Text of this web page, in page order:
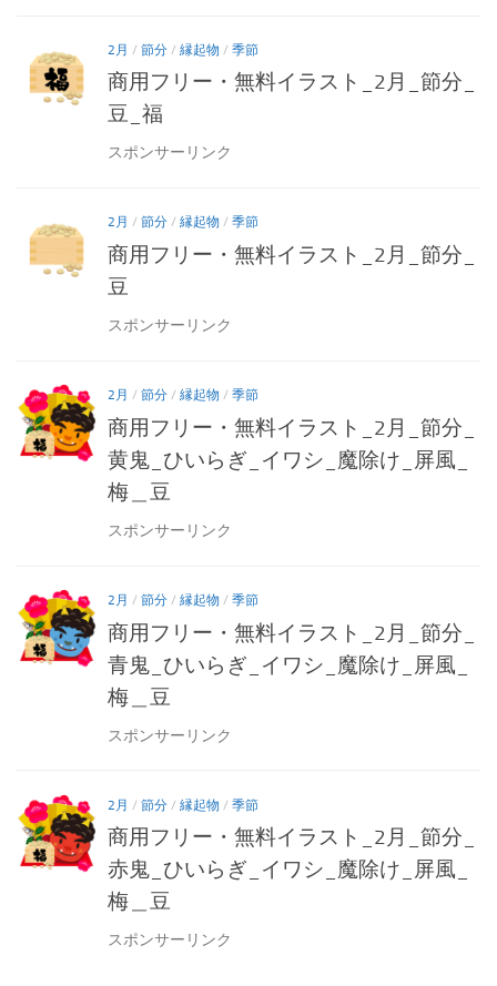
2月 / 節分 / 縁起物 / 季節
商用フリー・無料イラスト_2月_節分_
豆_福
スポンサーリンク
2月 / 節分 / 縁起物 / 季節
商用フリー・無料イラスト_2月_節分_
豆
スポンサーリンク
2月 / 節分 / 縁起物 / 季節
商用フリー・無料イラスト_2月_節分_
黄鬼_ひいらぎ_イワシ_魔除け_屏風_
梅＿豆
スポンサーリンク
2月 / 節分 / 縁起物 / 季節
商用フリー・無料イラスト_2月_節分_
青鬼_ひいらぎ_イワシ_魔除け_屏風_
梅＿豆
スポンサーリンク
2月 / 節分 / 縁起物 / 季節
商用フリー・無料イラスト_2月_節分_
赤鬼_ひいらぎ_イワシ_魔除け_屏風_
梅＿豆
スポンサーリンク